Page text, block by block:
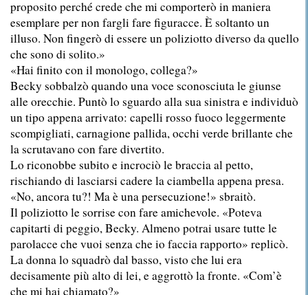
proposito perché crede che mi comporterò in maniera
esemplare per non fargli fare figuracce. È soltanto un
illuso. Non fingerò di essere un poliziotto diverso da quello
che sono di solito.»
«Hai finito con il monologo, collega?»
Becky sobbalzò quando una voce sconosciuta le giunse
alle orecchie. Puntò lo sguardo alla sua sinistra e individuò
un tipo appena arrivato: capelli rosso fuoco leggermente
scompigliati, carnagione pallida, occhi verde brillante che
la scrutavano con fare divertito.
Lo riconobbe subito e incrociò le braccia al petto,
rischiando di lasciarsi cadere la ciambella appena presa.
«No, ancora tu?! Ma è una persecuzione!» sbraitò.
Il poliziotto le sorrise con fare amichevole. «Poteva
capitarti di peggio, Becky. Almeno potrai usare tutte le
parolacce che vuoi senza che io faccia rapporto» replicò.
La donna lo squadrò dal basso, visto che lui era
decisamente più alto di lei, e aggrottò la fronte. «Com’è
che mi hai chiamato?»